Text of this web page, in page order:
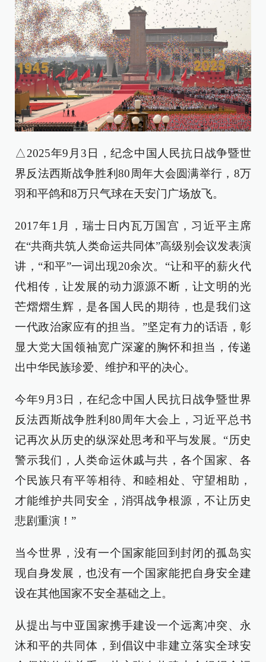
△2025年9月3日，纪念中国人民抗日战争暨世
界反法西斯战争胜利80周年大会圆满举行，8万
羽和平鸽和8万只气球在天安门广场放飞。
2017年1月，瑞士日内瓦万国宫，习近平主席
在“共商共筑人类命运共同体”高级别会议发表演
讲，“和平”一词出现20余次。“让和平的薪火代
代相传，让发展的动力源源不断，让文明的光
芒熠熠生辉，是各国人民的期待，也是我们这
一代政治家应有的担当。”坚定有力的话语，彰
显大党大国领袖宽广深邃的胸怀和担当，传递
出中华民族珍爱、维护和平的决心。
今年9月3日，在纪念中国人民抗日战争暨世界
反法西斯战争胜利80周年大会上，习近平总书
记再次从历史的纵深处思考和平与发展。“历史
警示我们，人类命运休戚与共，各个国家、各
个民族只有平等相待、和睦相处、守望相助，
才能维护共同安全，消弭战争根源，不让历史
悲剧重演！”
当今世界，没有一个国家能回到封闭的孤岛实
现自身发展，也没有一个国家能把自身安全建
设在其他国家不安全基础之上。
从提出与中亚国家携手建设一个远离冲突、永
沐和平的共同体，到倡议中非建立落实全球安